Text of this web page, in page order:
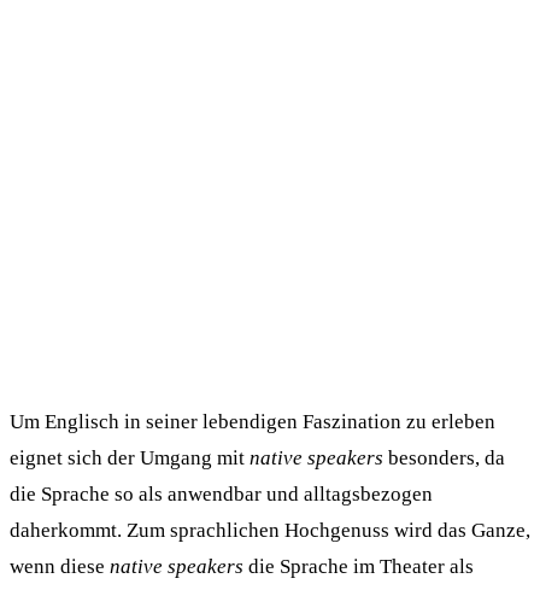
Um Englisch in seiner lebendigen Faszination zu erleben
eignet sich der Umgang mit native speakers besonders, da
die Sprache so als anwendbar und alltagsbezogen
daherkommt. Zum sprachlichen Hochgenuss wird das Ganze,
wenn diese native speakers die Sprache im Theater als